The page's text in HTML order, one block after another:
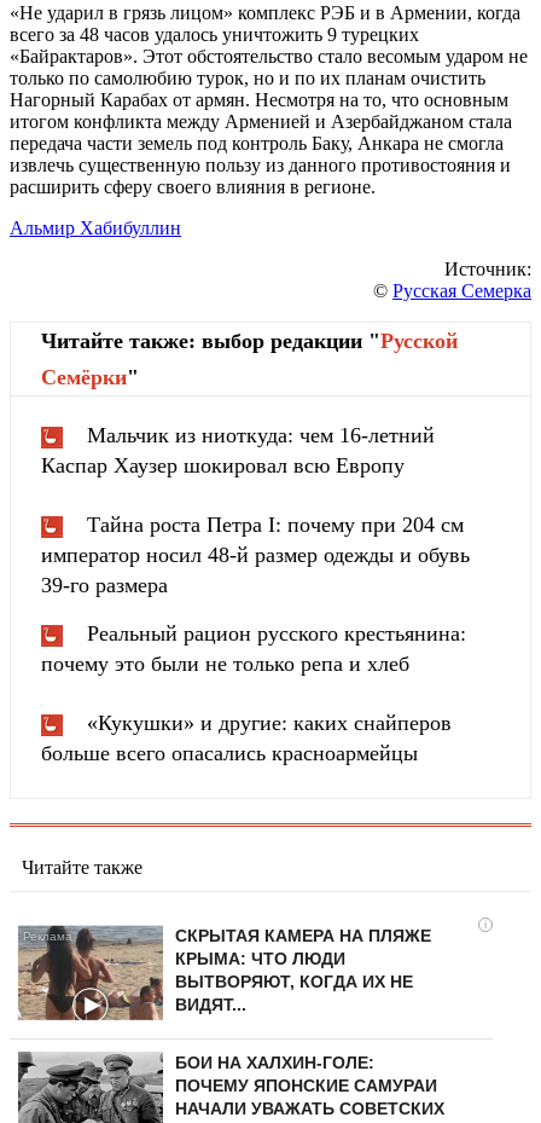
«Не ударил в грязь лицом» комплекс РЭБ и в Армении, когда
всего за 48 часов удалось уничтожить 9 турецких
«Байрактаров». Этот обстоятельство стало весомым ударом не
только по самолюбию турок, но и по их планам очистить
Нагорный Карабах от армян. Несмотря на то, что основным
итогом конфликта между Арменией и Азербайджаном стала
передача части земель под контроль Баку, Анкара не смогла
извлечь существенную пользу из данного противостояния и
расширить сферу своего влияния в регионе.
Альмир Хабибуллин
Источник:
© Русская Семерка
Читайте также: выбор редакции "Русской
Cемёрки"
Мальчик из ниоткуда: чем 16-летний
Каспар Хаузер шокировал всю Европу
Тайна роста Петра I: почему при 204 см
император носил 48-й размер одежды и обувь
39-го размера
Реальный рацион русского крестьянина:
почему это были не только репа и хлеб
«Кукушки» и другие: каких снайперов
больше всего опасались красноармейцы
Читайте также
i
СКРЫТАЯ КАМЕРА НА ПЛЯЖЕ
КРЫМА: ЧТО ЛЮДИ
ВЫТВОРЯЮТ, КОГДА ИХ НЕ
ВИДЯТ...
БОИ НА ХАЛХИН-ГОЛЕ:
ПОЧЕМУ ЯПОНСКИЕ САМУРАИ
НАЧАЛИ УВАЖАТЬ СОВЕТСКИХ